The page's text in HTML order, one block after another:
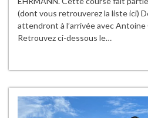
(dont vous retrouverez la liste ici)
attendront à l’arrivée avec
Retrouvez ci-dessous le…